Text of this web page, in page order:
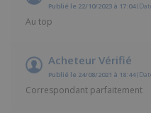
Publié le 22/10/2023 à 17:04
Au top
Acheteur Vérifié
Publié le 24/08/2021 à 18:44
Correspondant parfaitement